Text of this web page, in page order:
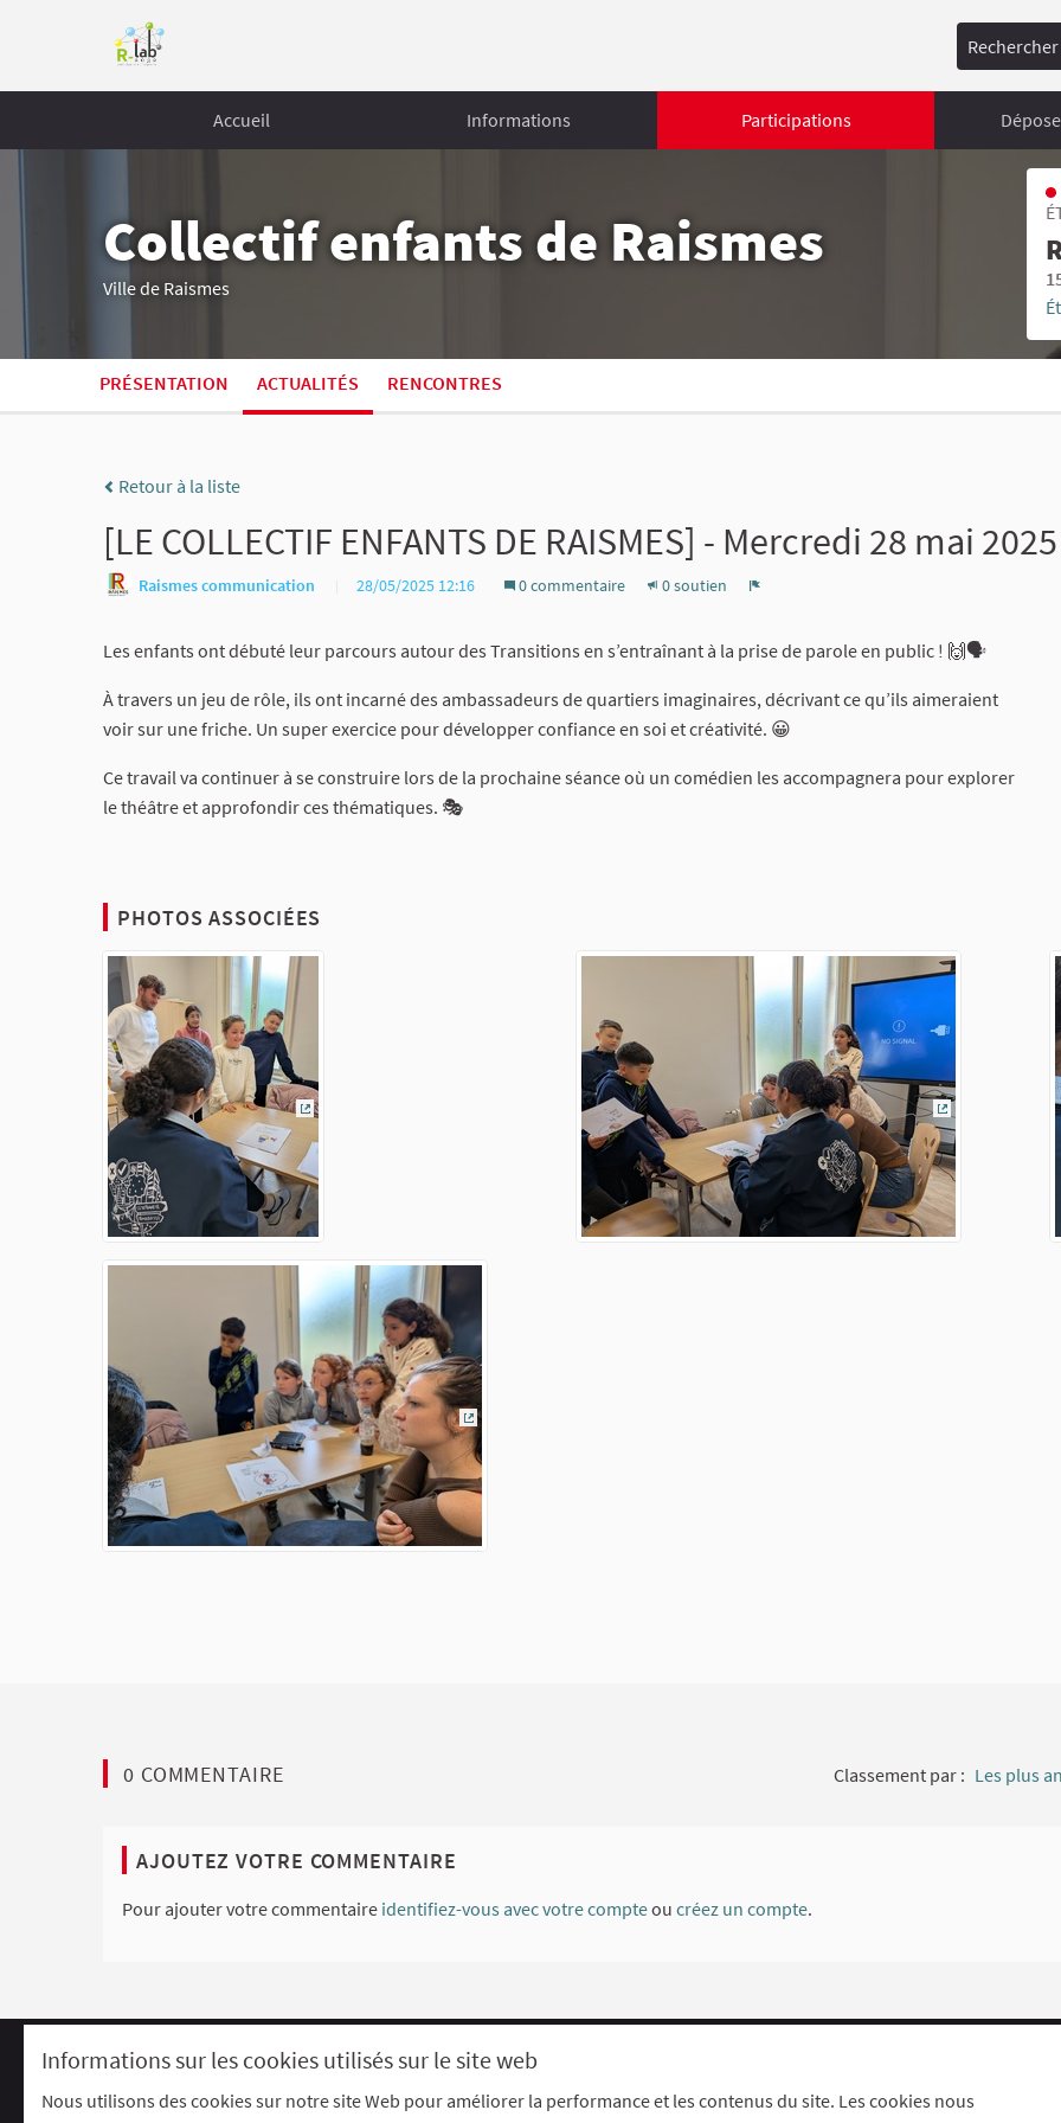
Informations sur les cookies utilisés sur le site web
Nous utilisons des cookies sur notre site Web pour améliorer la performance et les contenus du site. Les cookies nous
Rechercher
Accueil Informations Participations
Collectif enfants de Raismes
Ville de Raismes
PRÉSENTATION ACTUALITÉS RENCONTRES
Retour à la liste
[LE COLLECTIF ENFANTS DE RAISMES] - Mercredi 28 mai 2025
Raismes communication 28/05/2025 12:16 0 commentaire 0 soutien
Les enfants ont débuté leur parcours autour des Transitions en s’entraînant à la prise de parole en public ! 🙌🗣
À travers un jeu de rôle, ils ont incarné des ambassadeurs de quartiers imaginaires, décrivant ce qu’ils aimeraient
voir sur une friche. Un super exercice pour développer confiance en soi et créativité. 😀
Ce travail va continuer à se construire lors de la prochaine séance où un comédien les accompagnera pour explorer
le théâtre et approfondir ces thématiques. 🎭
PHOTOS ASSOCIÉES
(Lien externe)
(Lien externe)
0 COMMENTAIRE Classement par : Les plus
AJOUTEZ VOTRE COMMENTAIRE
Pour ajouter votre commentaire identifiez-vous avec votre compteou créez un compte.
Comment participer ? Le R'Lab
Mentions légales
Charte d'utilisation
Contacts Paramètres des cookies